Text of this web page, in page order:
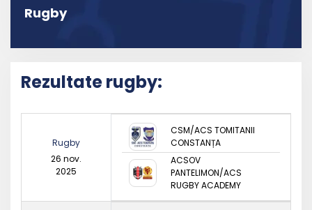
Rugby
Rezultate rugby:
Rugby
26 nov.
2025
CSM/ACS TOMITANII
CONSTANȚA
ACSOV
PANTELIMON/ACS
RUGBY ACADEMY